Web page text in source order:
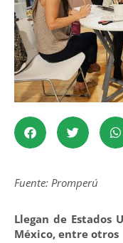
Fuente: Promperú
Llegan de Estados
México, entre otros